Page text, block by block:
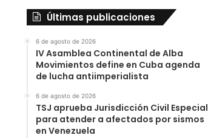
Últimas publicaciones
6 de agosto de 2026
IV Asamblea Continental de Alba
Movimientos define en Cuba agenda
de lucha antiimperialista
6 de agosto de 2026
TSJ aprueba Jurisdicción Civil Especial
para atender a afectados por sismos
en Venezuela